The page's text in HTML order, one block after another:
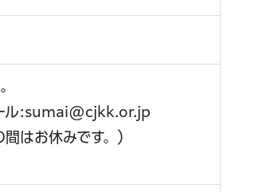
ル:sumai@cjkk.or.jp
はお休みです。）